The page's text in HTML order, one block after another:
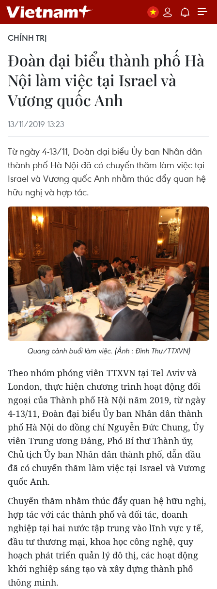
CHÍNH TRỊ
Đoàn đại biểu thành phố Hà
Nội làm việc tại Israel và
Vương quốc Anh
13/11/2019 13:23
Từ ngày 4-13/11, Đoàn đại biểu Ủy ban Nhân dân
thành phố Hà Nội đã có chuyến thăm làm việc tại
Israel và Vương quốc Anh nhằm thúc đẩy quan hệ
hữu nghị và hợp tác.
Quang cảnh buổi làm việc. (Ảnh : Đình Thư/TTXVN)
Theo nhóm phóng viên TTXVN tại Tel Aviv và
London, thực hiện chương trình hoạt động đối
ngoại của Thành phố Hà Nội năm 2019, từ ngày
4-13/11, Đoàn đại biểu Ủy ban Nhân dân thành
phố Hà Nội do đồng chí Nguyễn Đức Chung, Ủy
viên Trung ương Đảng, Phó Bí thư Thành ủy,
Chủ tịch Ủy ban Nhân dân thành phố, dẫn đầu
đã có chuyến thăm làm việc tại Israel và Vương
quốc Anh.
Chuyến thăm nhằm thúc đẩy quan hệ hữu nghị,
hợp tác với các thành phố và đối tác, doanh
nghiệp tại hai nước tập trung vào lĩnh vực y tế,
đầu tư thương mại, khoa học công nghệ, quy
hoạch phát triển quản lý đô thị, các hoạt động
khởi nghiệp sáng tạo và xây dựng thành phố
thông minh.